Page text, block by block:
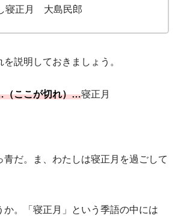
寝正月 大島民郎
説明しておきましょう。
ここが切れ）…寝正月
青だ。ま、わたしは寝正月を過ごして
か。「寝正月」という季語の中には